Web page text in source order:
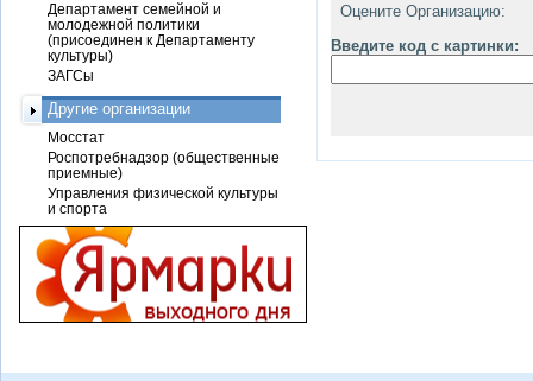
Оцените Организацию:
Введите код с картинки:
Департамент семейной и
молодежной политики
(присоединен к Департаменту
культуры)
ЗАГСы
Другие организации
Мосстат
Роспотребнадзор (общественные
приемные)
Управления физической культуры
и спорта